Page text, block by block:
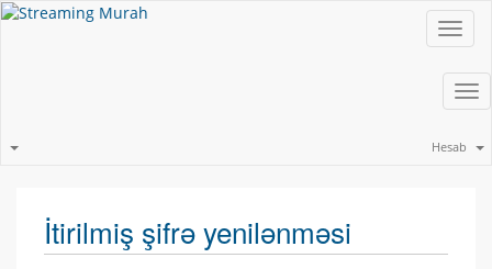
Hesab
İtirilmiş şifrə yenilənməsi